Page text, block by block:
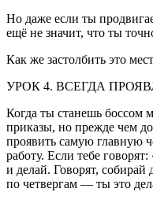
Но даже если ты
ещё не значит, что ты
Как же застолбить это
УРОК 4. ВСЕГДА
Когда ты станешь боссом
приказы, но прежде чем
проявить самую главную
работу. Если тебе
и делай. Говорят, собирай
по четвергам — ты это